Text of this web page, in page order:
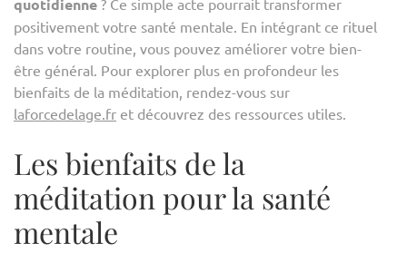
quotidienne ? Ce simple acte pourrait transformer
positivement votre santé mentale. En intégrant ce rituel
dans votre routine, vous pouvez améliorer votre bien-
être général. Pour explorer plus en profondeur les
bienfaits de la méditation, rendez-vous sur
laforcedelage.fr et découvrez des ressources utiles.
Les bienfaits de la
méditation pour la santé
mentale